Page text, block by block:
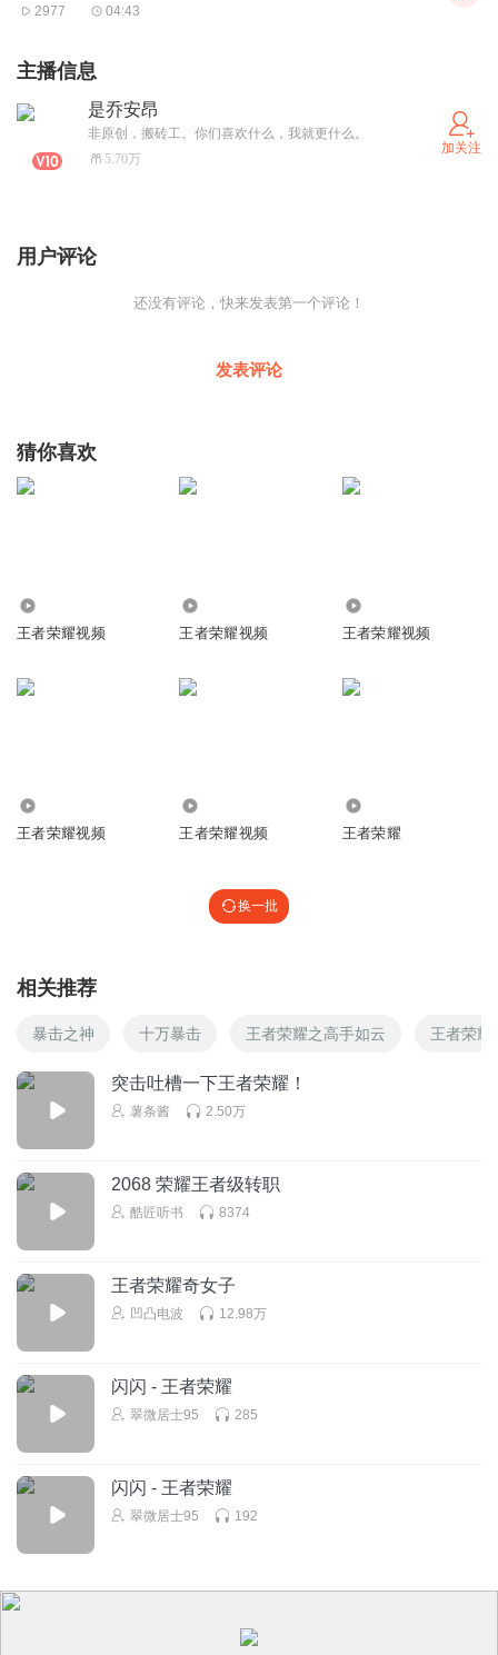
2977 04:43
主播信息
是乔安昂
非原创，搬砖工。你们喜欢什么，我就更什么。
5.70万
加关注
用户评论
还没有评论，快来发表第一个评论！
发表评论
猜你喜欢
王者荣耀视频 王者荣耀视频 王者荣耀视频
王者荣耀视频 王者荣耀视频 王者荣耀
换一批
相关推荐
暴击之神 十万暴击 王者荣耀之高手如云 王者荣耀
突击吐槽一下王者荣耀！
薯条酱 2.50万
2068 荣耀王者级转职
酷匠听书 8374
王者荣耀奇女子
凹凸电波 12.98万
闪闪 - 王者荣耀
翠微居士95 285
闪闪 - 王者荣耀
翠微居士95 192